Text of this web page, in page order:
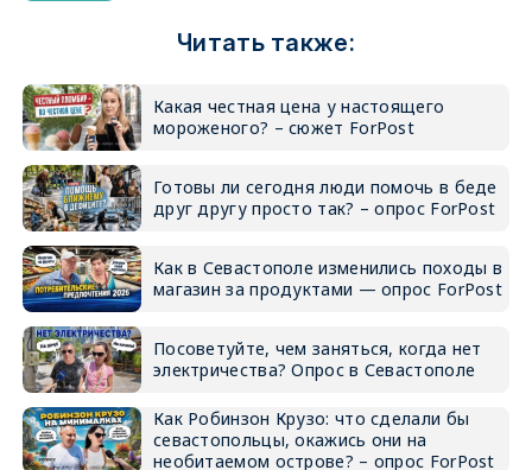
Читать также:
Какая честная цена у настоящего
мороженого? – сюжет ForPost
Готовы ли сегодня люди помочь в беде
друг другу просто так? – опрос ForPost
Как в Севастополе изменились походы в
магазин за продуктами — опрос ForPost
Посоветуйте, чем заняться, когда нет
электричества? Опрос в Севастополе
Как Робинзон Крузо: что сделали бы
севастопольцы, окажись они на
необитаемом острове? – опрос ForPost